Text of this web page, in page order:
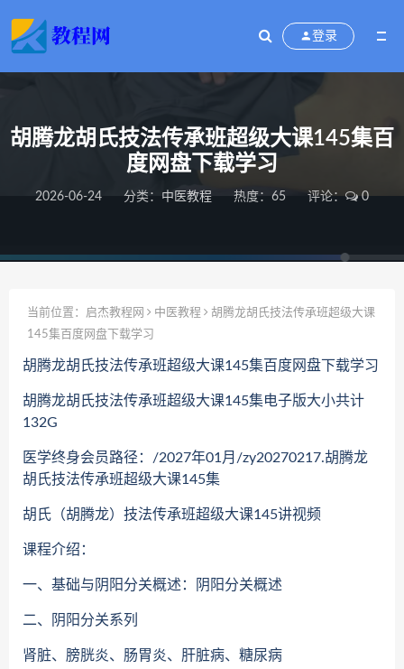
登录
胡腾龙胡氏技法传承班超级大课145集百
度网盘下载学习
2026-06-24 分类： 中医教程 热度：65 评论： 0
当前位置： 启杰教程网 中医教程
胡腾龙胡氏技法传承班超级大课
145集百度网盘下载学习
胡腾龙胡氏技法传承班超级大课145集百度网盘下载学习
胡腾龙胡氏技法传承班超级大课145集电子版大小共计
132G
医学终身会员路径：/2027年01月/zy20270217.胡腾龙
胡氏技法传承班超级大课145集
胡氏（胡腾龙）技法传承班超级大课145讲视频
课程介绍：
一、基础与阴阳分关概述：阴阳分关概述
二、阴阳分关系列
肾脏、膀胱炎、肠胃炎、肝脏病、糖尿病